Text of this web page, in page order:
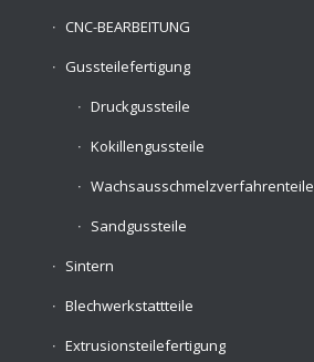
CNC-BEARBEITUNG
Gussteilefertigung
Druckgussteile
Kokillengussteile
Wachsausschmelzverfahrenteile
Sandgussteile
Sintern
Blechwerkstattteile
Extrusionsteilefertigung